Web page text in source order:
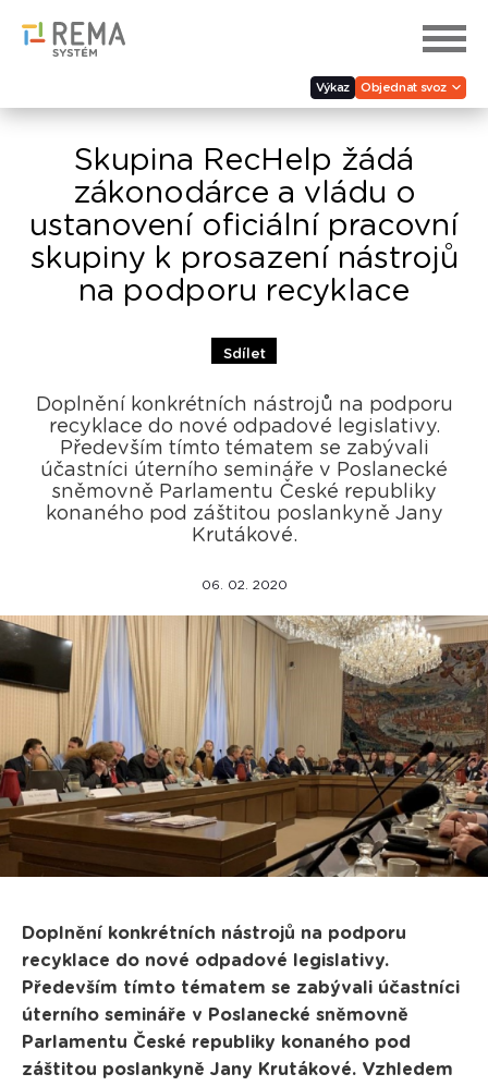
Výkaz Objednat svoz
Skupina RecHelp žádá
zákonodárce a vládu o
ustanovení oficiální pracovní
skupiny k prosazení nástrojů
na podporu recyklace
Sdílet
Doplnění konkrétních nástrojů na podporu
recyklace do nové odpadové legislativy.
Především tímto tématem se zabývali
účastníci úterního semináře v Poslanecké
sněmovně Parlamentu České republiky
konaného pod záštitou poslankyně Jany
Krutákové.
06. 02. 2020
Doplnění konkrétních nástrojů na podporu
recyklace do nové odpadové legislativy.
Především tímto tématem se zabývali účastníci
úterního semináře v Poslanecké sněmovně
Parlamentu České republiky konaného pod
záštitou poslankyně Jany Krutákové. Vzhledem